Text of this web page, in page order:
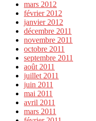
mars 2012
février 2012
janvier 2012
décembre 2011
novembre 2011
octobre 2011
septembre 2011
août 2011
juillet 2011
juin 2011
mai 2011
avril 2011
mars 2011